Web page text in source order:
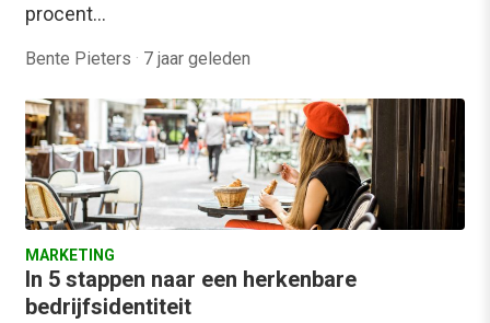
procent…
Bente Pieters · 7 jaar geleden
MARKETING
In 5 stappen naar een herkenbare
bedrijfsidentiteit